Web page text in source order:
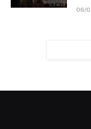
06/